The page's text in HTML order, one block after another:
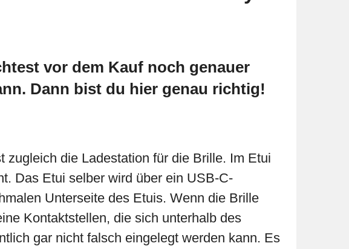
vor dem Kauf noch genauer
Dann bist du hier genau richtig!
die Ladestation für die Brille. Im Etui
Das Etui selber wird über ein USB-C-
Unterseite des Etuis. Wenn die Brille
Kontaktstellen, die sich unterhalb des
gar nicht falsch eingelegt werden kann. Es